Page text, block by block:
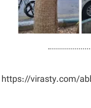
https://virasty.com/